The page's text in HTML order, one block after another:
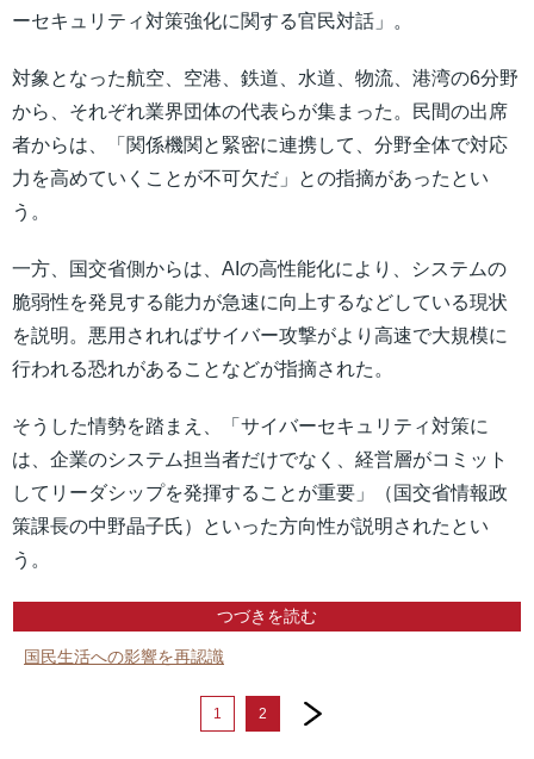
ーセキュリティ対策強化に関する官民対話」。
対象となった航空、空港、鉄道、水道、物流、港湾の6分野
から、それぞれ業界団体の代表らが集まった。民間の出席
者からは、「関係機関と緊密に連携して、分野全体で対応
力を高めていくことが不可欠だ」との指摘があったとい
う。
一方、国交省側からは、AIの高性能化により、システムの
脆弱性を発見する能力が急速に向上するなどしている現状
を説明。悪用されればサイバー攻撃がより高速で大規模に
行われる恐れがあることなどが指摘された。
そうした情勢を踏まえ、「サイバーセキュリティ対策に
は、企業のシステム担当者だけでなく、経営層がコミット
してリーダシップを発揮することが重要」（国交省情報政
策課長の中野晶子氏）といった方向性が説明されたとい
う。
つづきを読む
国民生活への影響を再認識
1 2
next